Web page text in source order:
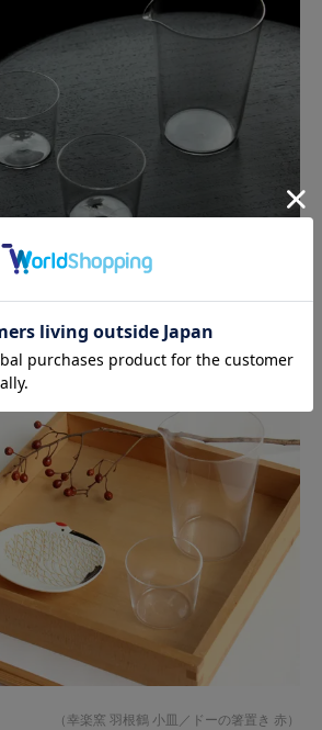
、日本酒をスマートに楽しむのにぴ
（幸楽窯 羽根鶴 小皿 ／ ドーの箸置き 赤）